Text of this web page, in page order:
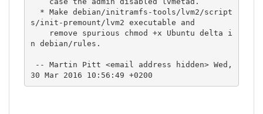
s/init-premount/lvm2 executable and
n debian/rules.
30 Mar 2016 10:56:49 +0200